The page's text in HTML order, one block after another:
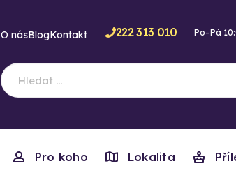
O násBlogKontakt 222 313 010 Po–Pá
Pro koho Lokalita